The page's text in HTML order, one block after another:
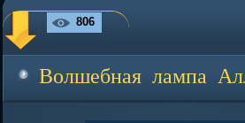
806
Волшебная лампа